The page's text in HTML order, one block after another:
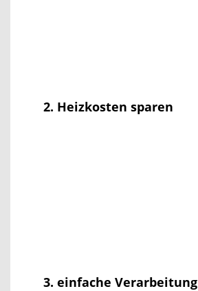
2. Heizkosten sparen
3. einfache Verarbeitung